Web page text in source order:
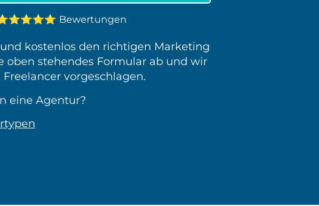
Bewertungen
kostenlos den richtigen Marketing
oben stehendes Formular ab und wir
vorgeschlagen.
eine Agentur?